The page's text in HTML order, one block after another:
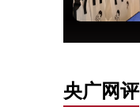
央广网评